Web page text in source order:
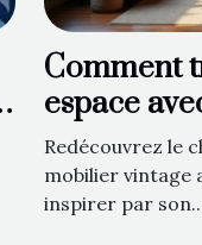
Comment
espace
vintage
Redécouvrez le
mobilier vintage
inspirer par